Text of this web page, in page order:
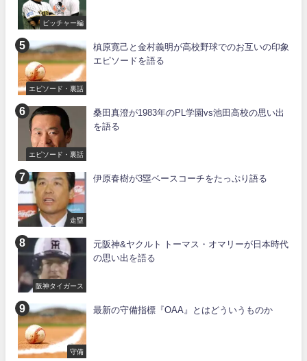
ピッチャー編
エピソード・裏話
槙原寛己と金村義明が高校野球でのお互いの印象
エピソードを語る
エピソード・裏話
桑田真澄が1983年のPL学園vs池田高校の思い出
を語る
走塁
伊原春樹が3塁ベースコーチをたっぷり語る
阪神タイガース
元阪神&ヤクルト トーマス・オマリーが日本時代
の思い出を語る
守備
最新の守備指標『OAA』とはどういうものか